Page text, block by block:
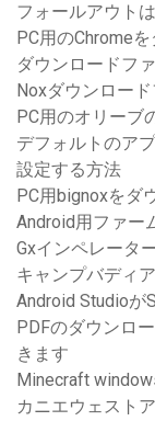
フォールアウト
PC用のChrome
ダウンロードフ
Noxダウンロー
PC用のオリーブ
デフォルトのア
設定する方法
PC用bignoxをダ
Android用ファー
Gxインペレータ
キャンプバディ
Android Studioが
PDFのダウンロ
きます
Minecraft
カニエウェスト